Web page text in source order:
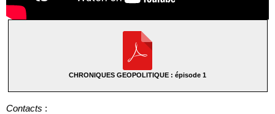
CHRONIQUES GEOPOLITIQUE : épisode 1
Contacts :